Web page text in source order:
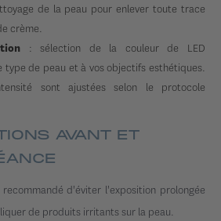
de la peau pour enlever toute trace
crème.
: sélection de la couleur de LED
type de peau et à vos objectifs esthétiques.
sont ajustées selon le protocole
AVANT ET
d'éviter l'exposition prolongée
de produits irritants sur la peau.